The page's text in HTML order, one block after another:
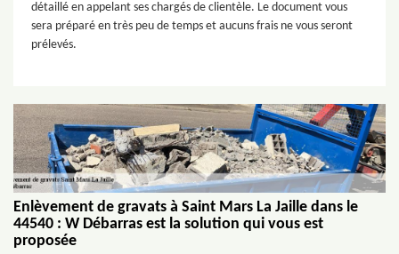
détaillé en appelant ses chargés de clientèle. Le document vous
sera préparé en très peu de temps et aucuns frais ne vous seront
prélevés.
Enlèvement de gravats à Saint Mars La Jaille dans le
44540 : W Débarras est la solution qui vous est
proposée